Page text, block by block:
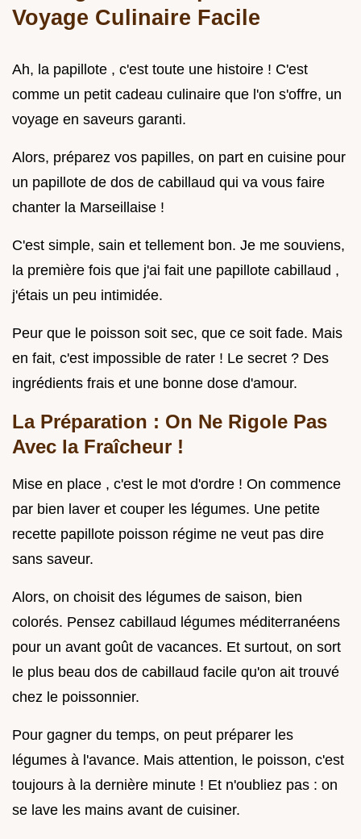
Voyage Culinaire Facile
Ah, la papillote , c'est toute une histoire ! C'est
comme un petit cadeau culinaire que l'on s'offre, un
voyage en saveurs garanti.
Alors, préparez vos papilles, on part en cuisine pour
un papillote de dos de cabillaud qui va vous faire
chanter la Marseillaise !
C'est simple, sain et tellement bon. Je me souviens,
la première fois que j'ai fait une papillote cabillaud ,
j'étais un peu intimidée.
Peur que le poisson soit sec, que ce soit fade. Mais
en fait, c'est impossible de rater ! Le secret ? Des
ingrédients frais et une bonne dose d'amour.
La Préparation : On Ne Rigole Pas
Avec la Fraîcheur !
Mise en place , c'est le mot d'ordre ! On commence
par bien laver et couper les légumes. Une petite
recette papillote poisson régime ne veut pas dire
sans saveur.
Alors, on choisit des légumes de saison, bien
colorés. Pensez cabillaud légumes méditerranéens
pour un avant goût de vacances. Et surtout, on sort
le plus beau dos de cabillaud facile qu'on ait trouvé
chez le poissonnier.
Pour gagner du temps, on peut préparer les
légumes à l'avance. Mais attention, le poisson, c'est
toujours à la dernière minute ! Et n'oubliez pas : on
se lave les mains avant de cuisiner.